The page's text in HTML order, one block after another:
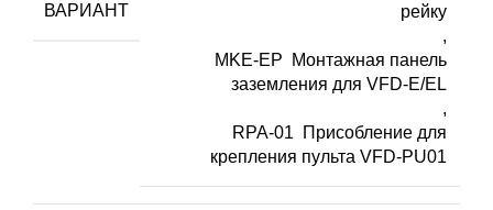
ВАРИАНТ
рейку
,
MKE-EP Монтажная панель
заземления для VFD-E/EL
,
RPA-01 Присобление для
крепления пульта VFD-PU01